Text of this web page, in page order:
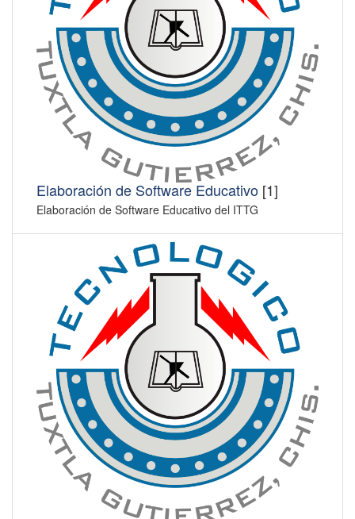
Elaboración de Software Educativo [1]
Elaboración de Software Educativo del ITTG